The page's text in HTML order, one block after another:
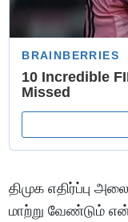
திமுக எதிர்ப்பு
மாற்று வேண்டும்